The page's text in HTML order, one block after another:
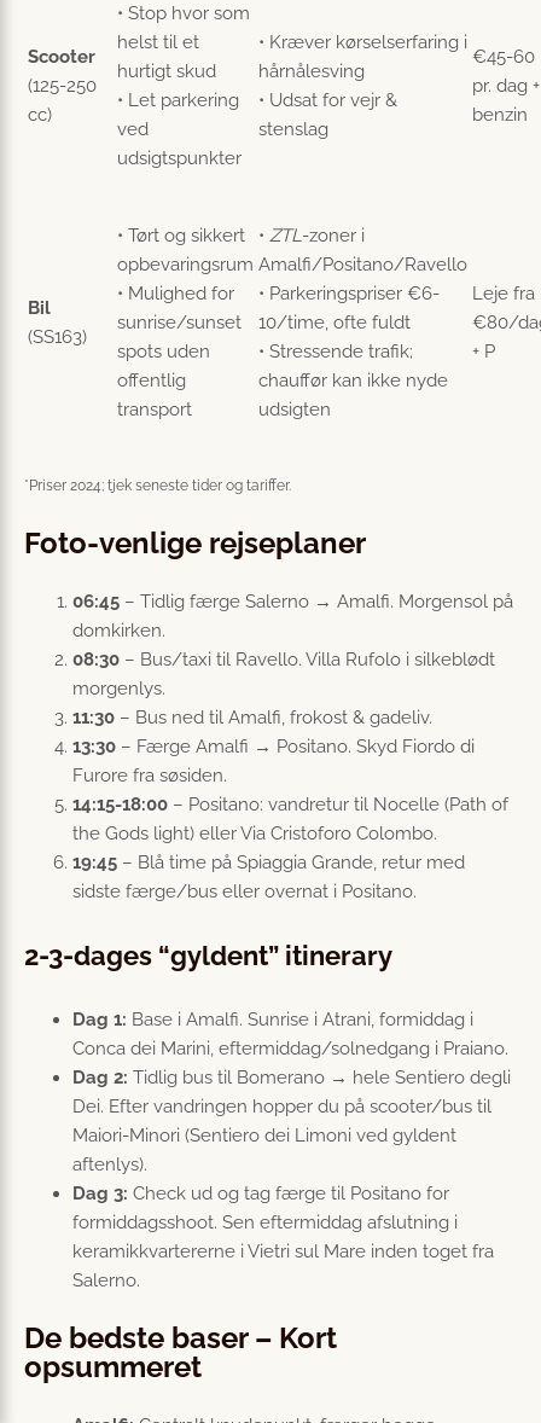
Scooter
(125-250
cc)
• Stop hvor som
helst til et
hurtigt skud
• Let parkering
ved
udsigtspunkter
• Kræver kørselserfaring i
hårnålesving
• Udsat for vejr &
stenslag
€45-60
pr. dag +
benzin
Bil
(SS163)
• Tørt og sikkert
opbevaringsrum
• Mulighed for
sunrise/sunset
spots uden
offentlig
transport
• ZTL-zoner i
Amalfi/Positano/Ravello
• Parkeringspriser €6-
10/time, ofte fuldt
• Stressende trafik;
chauffør kan ikke nyde
udsigten
Leje fra
€80/
+ P
*Priser 2024; tjek seneste tider og tariffer.
Foto-venlige rejseplaner
06:45 – Tidlig færge Salerno → Amalfi. Morgensol på
domkirken.
08:30 – Bus/taxi til Ravello. Villa Rufolo i silkeblødt
morgenlys.
11:30 – Bus ned til Amalfi, frokost & gadeliv.
13:30 – Færge Amalfi → Positano. Skyd Fiordo di
Furore fra søsiden.
14:15-18:00 – Positano: vandretur til Nocelle (Path of
the Gods light) eller Via Cristoforo Colombo.
19:45 – Blå time på Spiaggia Grande, retur med
sidste færge/bus eller overnat i Positano.
2-3-dages “gyldent” itinerary
Dag 1: Base i Amalfi. Sunrise i Atrani, formiddag i
Conca dei Marini, eftermiddag/solnedgang i Praiano.
Dag 2: Tidlig bus til Bomerano → hele Sentiero degli
Dei. Efter vandringen hopper du på scooter/bus til
Maiori-Minori (Sentiero dei Limoni ved gyldent
aftenlys).
Dag 3: Check ud og tag færge til Positano for
formiddagsshoot. Sen eftermiddag afslutning i
keramikkvartererne i Vietri sul Mare inden toget fra
Salerno.
De bedste baser – Kort
opsummeret